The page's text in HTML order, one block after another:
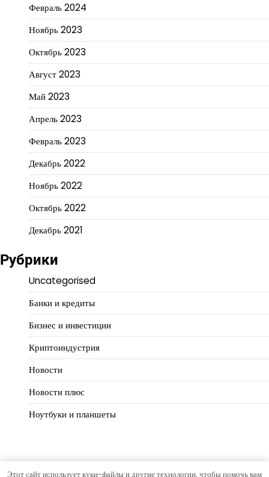
Февраль 2024
Ноябрь 2023
Октябрь 2023
Август 2023
Май 2023
Апрель 2023
Февраль 2023
Декабрь 2022
Ноябрь 2022
Октябрь 2022
Декабрь 2021
Рубрики
Uncategorised
Банки и кредиты
Бизнес и инвестиции
Криптоиндустрия
Новости
Новости плюс
Ноутбуки и планшеты
Этот сайт использует куки-файлы и другие технологии, чтобы помочь вам